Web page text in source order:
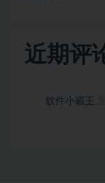
近期评
软件小霸王